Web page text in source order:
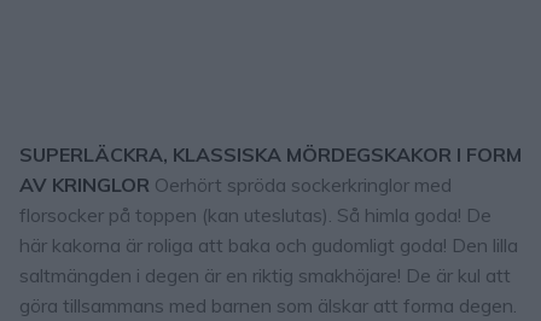
SUPERLÄCKRA, KLASSISKA MÖRDEGSKAKOR I FORM
AV KRINGLOR Oerhört spröda sockerkringlor med
florsocker på toppen (kan uteslutas). Så himla goda! De
här kakorna är roliga att baka och gudomligt goda! Den lilla
saltmängden i degen är en riktig smakhöjare! De är kul att
göra tillsammans med barnen som älskar att forma degen.